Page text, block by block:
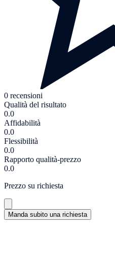
0 recensioni
Qualità del risultato
0.0
Affidabilità
0.0
Flessibilità
0.0
Rapporto qualità-prezzo
0.0
Prezzo su richiesta
Manda subito una richiesta